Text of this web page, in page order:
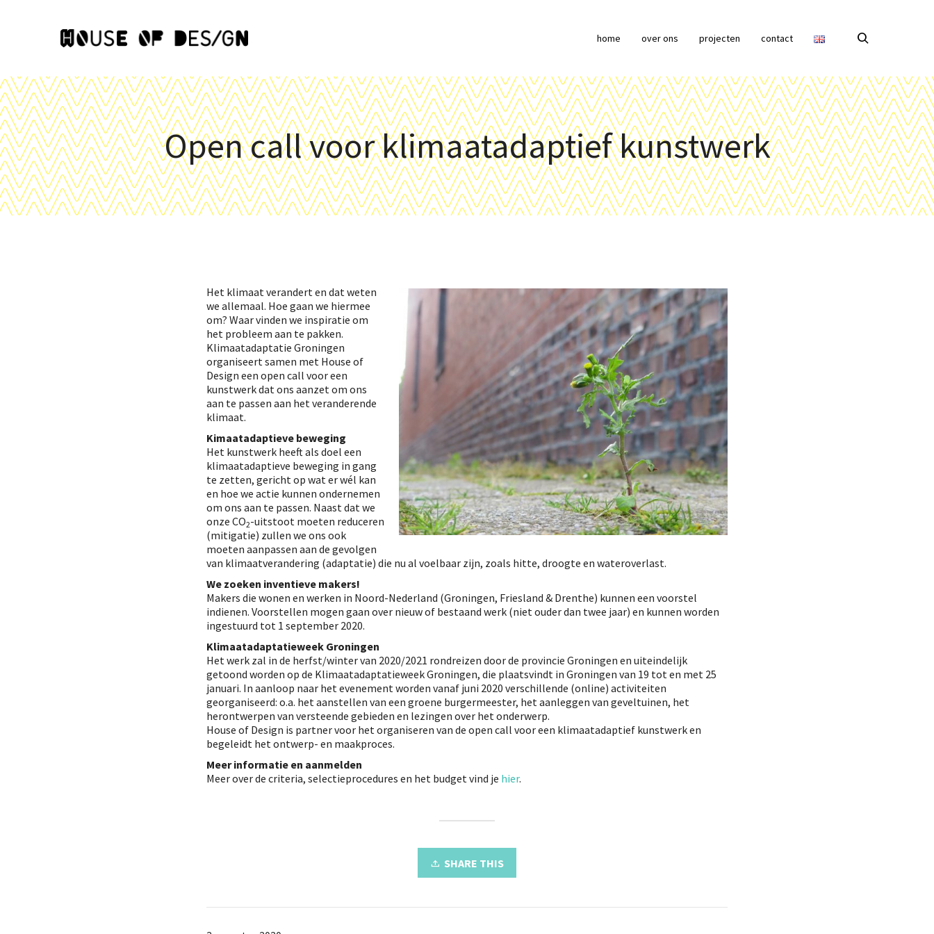
home over ons projecten contact
Open call voor klimaatadaptief kunstwerk
Het klimaat verandert en dat weten
we allemaal. Hoe gaan we hiermee
om? Waar vinden we inspiratie om
het probleem aan te pakken.
Klimaatadaptatie Groningen
organiseert samen met House of
Design een open call voor een
kunstwerk dat ons aanzet om ons
aan te passen aan het veranderende
klimaat.
Kimaatadaptieve beweging
Het kunstwerk heeft als doel een
klimaatadaptieve beweging in gang
te zetten, gericht op wat er wél kan
en hoe we actie kunnen ondernemen
om ons aan te passen. Naast dat we
onze CO2-uitstoot moeten reduceren
(mitigatie) zullen we ons ook
moeten aanpassen aan de gevolgen
van klimaatverandering (adaptatie) die nu al voelbaar zijn, zoals hitte, droogte en wateroverlast.
We zoeken inventieve makers!
Makers die wonen en werken in Noord-Nederland (Groningen, Friesland & Drenthe) kunnen een voorstel
indienen. Voorstellen mogen gaan over nieuw of bestaand werk (niet ouder dan twee jaar) en kunnen worden
ingestuurd tot 1 september 2020.
Klimaatadaptatieweek Groningen
Het werk zal in de herfst/winter van 2020/2021 rondreizen door de provincie Groningen en uiteindelijk
getoond worden op de Klimaatadaptatieweek Groningen, die plaatsvindt in Groningen van 19 tot en met 25
januari. In aanloop naar het evenement worden vanaf juni 2020 verschillende (online) activiteiten
georganiseerd: o.a. het aanstellen van een groene burgermeester, het aanleggen van geveltuinen, het
herontwerpen van versteende gebieden en lezingen over het onderwerp.
House of Design is partner voor het organiseren van de open call voor een klimaatadaptief kunstwerk en
begeleidt het ontwerp- en maakproces.
Meer informatie en aanmelden
Meer over de criteria, selectieprocedures en het budget vind je hier.
SHARE THIS